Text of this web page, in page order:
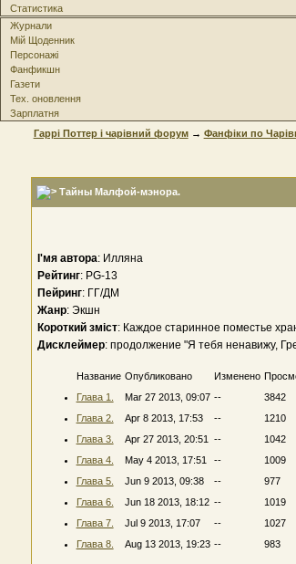
Статистика
Журнали
Мій Щоденник
Персонажі
Фанфикшн
Газети
Тех. оновлення
Зарплатня
Гаррі Поттер і чарівний форум→ Фанфіки по
Тайны Малфой-мэнора.
І'мя автора: Илляна
Рейтинг: PG-13
Пейринг: ГГ/ДМ
Жанр: Экшн
Короткий зміст: Каждое старинное поместье
Дисклеймер: продолжение "Я тебя ненавижу,
Название Опубликовано Изменено
Глава 1.
Mar 27 2013, 09:07 --
3842
Глава 2.
Apr 8 2013, 17:53 --
1210
Глава 3.
Apr 27 2013, 20:51 --
1042
Глава 4.
May 4 2013, 17:51 --
1009
Глава 5.
Jun 9 2013, 09:38 --
977
Глава 6.
Jun 18 2013, 18:12 --
1019
Глава 7.
Jul 9 2013, 17:07 --
1027
Глава 8.
Aug 13 2013, 19:23 -- 983